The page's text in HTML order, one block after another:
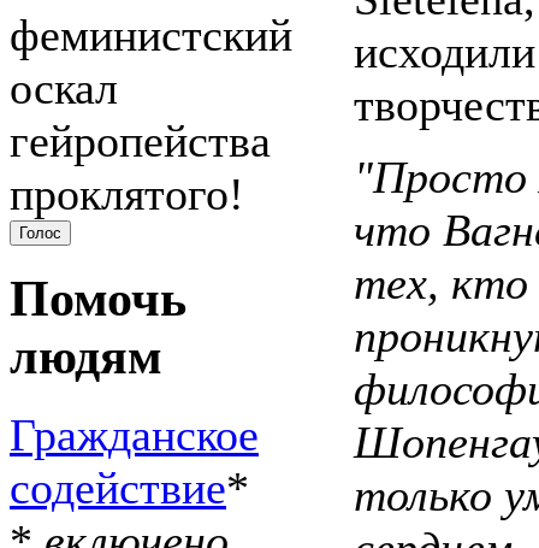
феминистский
оскал
гейропейства
проклятого!
Помочь
людям
Гражданское
содействие*
"Просто
что
тех, кто
только